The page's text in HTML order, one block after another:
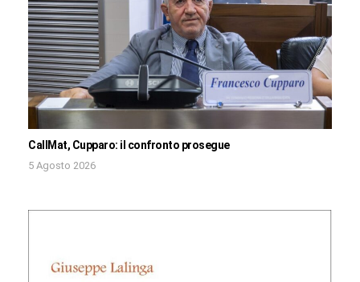
CallMat, Cupparo: il confronto prosegue
5 Agosto 2026